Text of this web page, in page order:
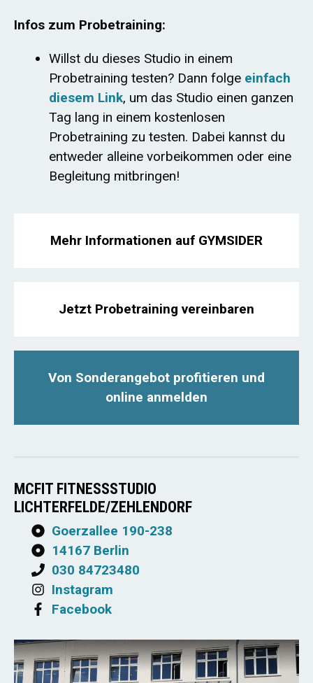
Infos zum Probetraining:
Willst du dieses Studio in einem
Probetraining testen? Dann folge einfach
diesem Link, um das Studio einen ganzen
Tag lang in einem kostenlosen
Probetraining zu testen. Dabei kannst du
entweder alleine vorbeikommen oder eine
Begleitung mitbringen!
Mehr Informationen auf GYMSIDER
Jetzt Probetraining vereinbaren
Von Sonderangebot profitieren und
online anmelden
MCFIT FITNESSSTUDIO
LICHTERFELDE/ZEHLENDORF
Goerzallee 190-238
14167 Berlin
030 84723480
Instagram
Facebook